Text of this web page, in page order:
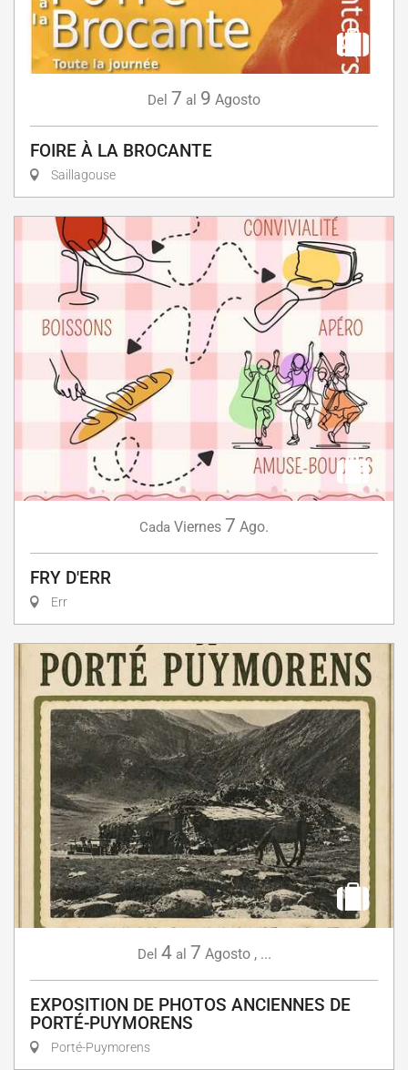
Del 7 al 9 Agosto
FOIRE À LA BROCANTE
Saillagouse
Cada Viernes 7 Ago.
FRY D'ERR
Err
Del 4 al 7 Agosto, ...
EXPOSITION DE PHOTOS ANCIENNES DE
PORTÉ-PUYMORENS
Porté-Puymorens